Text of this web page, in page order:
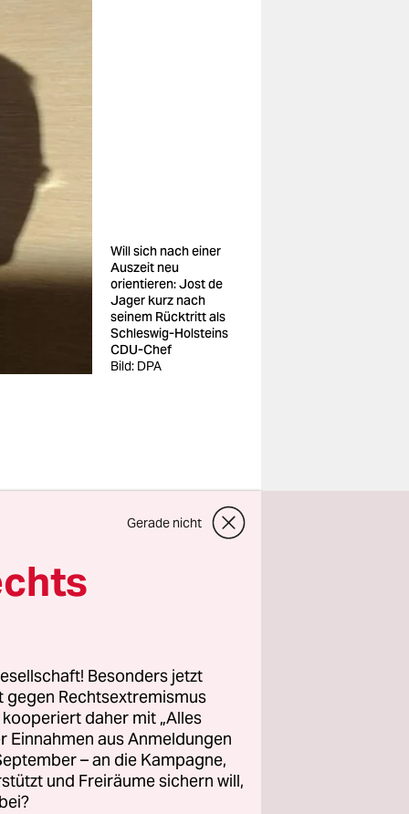
Will sich nach einer
Auszeit neu
orientieren: Jost de
Jager kurz nach
seinem Rücktritt als
Schleswig-Holsteins
CDU-Chef
Bild: DPA
Städter,
nicht
Das war
war
Gerade nicht
Besonders jetzt
gegen Rechtsextremismus
daher mit „Alles
Einnahmen aus Anmeldungen
– an die Kampagne,
und Freiräume sichern will,